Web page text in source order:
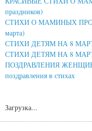
праздников)
СТИХИ О МАМИНЫХ
марта)
СТИХИ ДЕТЯМ НА 8 МАРТА
СТИХИ ДЕТЯМ НА 8
ПОЗДРАВЛЕНИЯ
поздравления в стихах
Загрузка...